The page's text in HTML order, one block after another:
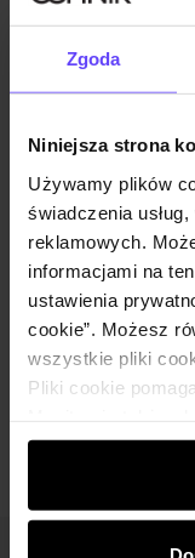
Zgoda
Niniejsza strona
Używamy plików
świadczenia
reklamowych.
informacjami na
ustawienia
cookie”. Możesz
wszystkie pliki
Pliki cookie
wyświetlać im
rekomendacje
najnowszych
Powiadom o
Opis produktu
Szczegóły
Skład i
Opinie